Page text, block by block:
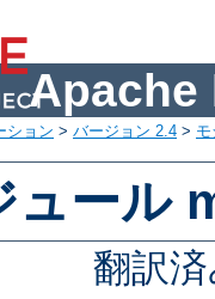
Apache
ション > バージョン 2.4 >
ュール
翻訳